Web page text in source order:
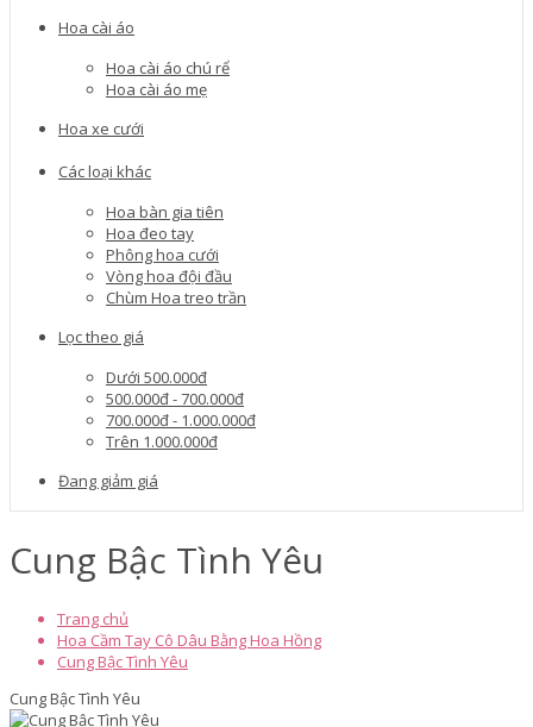
Hoa cài áo
Hoa cài áo chú rể
Hoa cài áo mẹ
Hoa xe cưới
Các loại khác
Hoa bàn gia tiên
Hoa đeo tay
Phông hoa cưới
Vòng hoa đội đầu
Chùm Hoa treo trần
Lọc theo giá
Dưới 500.000đ
500.000đ - 700.000đ
700.000đ - 1.000.000đ
Trên 1.000.000đ
Đang giảm giá
Cung Bậc Tình Yêu
Trang chủ
Hoa Cầm Tay Cô Dâu Bằng Hoa Hồng
Cung Bậc Tình Yêu
Cung Bậc Tình Yêu